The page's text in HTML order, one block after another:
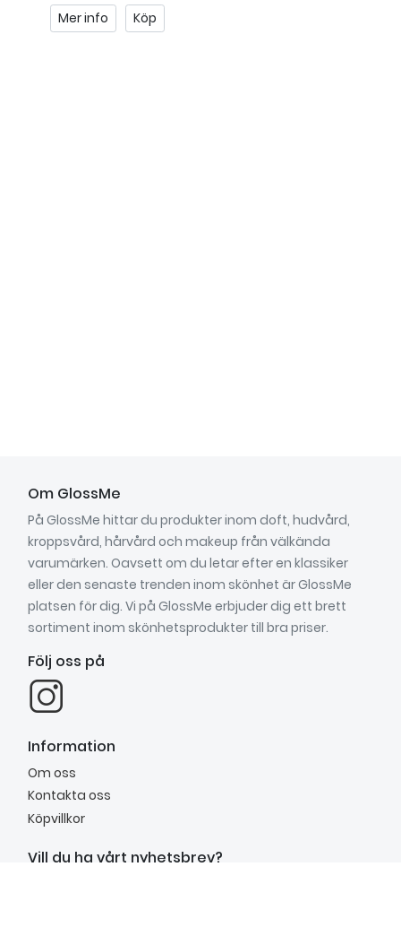
Mer info Köp
Om GlossMe
På GlossMe hittar du produkter inom doft, hudvård,
kroppsvård, hårvård och makeup från välkända
varumärken. Oavsett om du letar efter en klassiker
eller den senaste trenden inom skönhet är GlossMe
platsen för dig. Vi på GlossMe erbjuder dig ett brett
sortiment inom skönhetsprodukter till bra priser.
Följ oss på
Information
Om oss
Kontakta oss
Köpvillkor
Vill du ha vårt nyhetsbrev?